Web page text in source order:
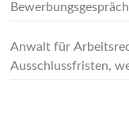
Bewerbungsgespräch
Anwalt für
Ausschlussfristen,